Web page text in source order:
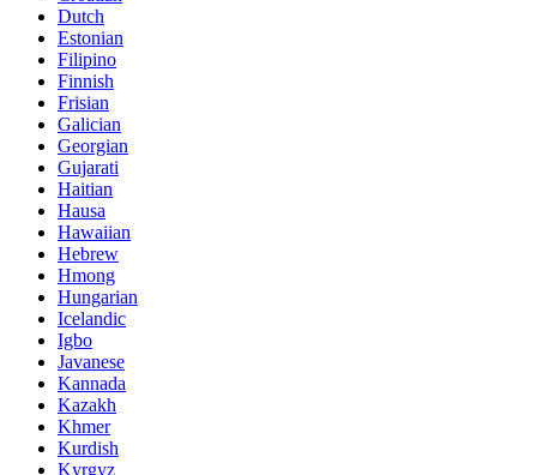
Dutch
Estonian
Filipino
Finnish
Frisian
Galician
Georgian
Gujarati
Haitian
Hausa
Hawaiian
Hebrew
Hmong
Hungarian
Icelandic
Igbo
Javanese
Kannada
Kazakh
Khmer
Kurdish
Kyrgyz